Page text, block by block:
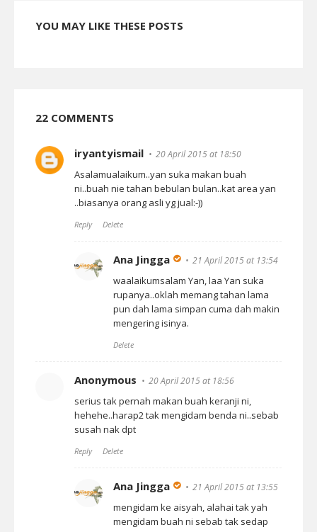
YOU MAY LIKE THESE POSTS
22 COMMENTS
iryantyismail 20 April 2015 at 18:50
Asalamualaikum..yan suka makan buah
ni..buah nie tahan bebulan bulan..kat area yan
..biasanya orang asli yg jual:-))
Reply Delete
Ana Jingga 21 April 2015 at 13:54
waalaikumsalam Yan, laa Yan suka
rupanya..oklah memang tahan lama
pun dah lama simpan cuma dah makin
mengering isinya.
Delete
Anonymous 20 April 2015 at 18:56
serius tak pernah makan buah keranji ni,
hehehe..harap2 tak mengidam benda ni..sebab
susah nak dpt
Reply Delete
Ana Jingga 21 April 2015 at 13:55
mengidam ke aisyah, alahai tak yah
mengidam buah ni sebab tak sedap